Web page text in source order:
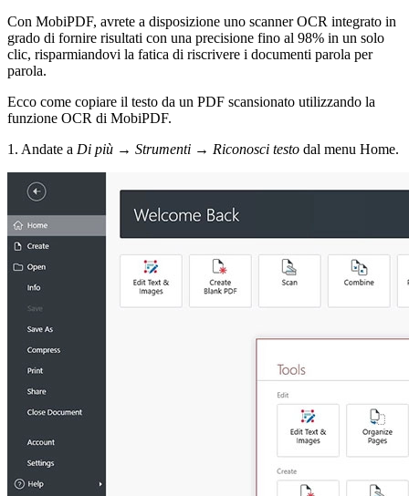
Con MobiPDF, avrete a disposizione uno scanner OCR integrato in
grado di fornire risultati con una precisione fino al 98% in un solo
clic, risparmiandovi la fatica di riscrivere i documenti parola per
parola.
Ecco come copiare il testo da un PDF scansionato utilizzando la
funzione OCR di MobiPDF.
1. Andate a Di più → Strumenti → Riconosci testo dal menu Home.